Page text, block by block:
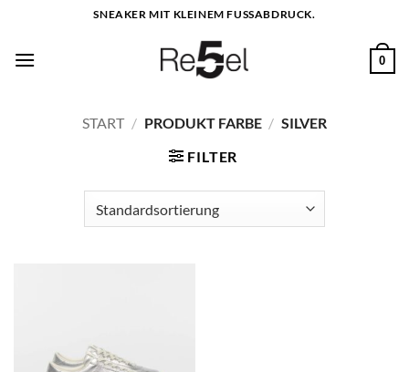
springen
SNEAKER MIT KLEINEM FUSSABDRUCK.
0
START / PRODUKT FARBE / SILVER
FILTER